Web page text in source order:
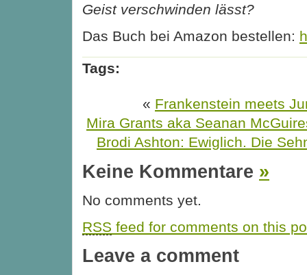
Geist verschwinden lässt?
Das Buch bei Amazon bestellen:
Tags:
« Frankenstein meets
Mira Grants aka Seanan
Brodi Ashton: Ewiglich. Die
Keine Kommentare »
No comments yet.
RSS feed for comments on this
Leave a comment